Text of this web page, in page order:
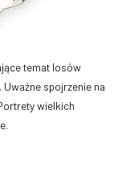
temat losów
spojrzenie na
wielkich